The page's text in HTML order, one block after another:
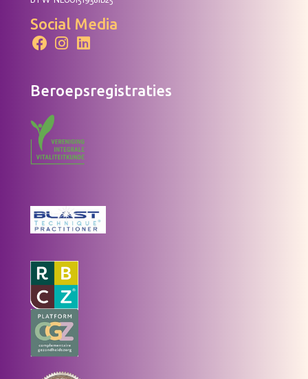
Social Media
Beroepsregistraties